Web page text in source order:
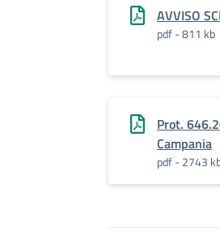
AVVISO
pdf - 811 kb
Prot.
Campania
pdf - 2743